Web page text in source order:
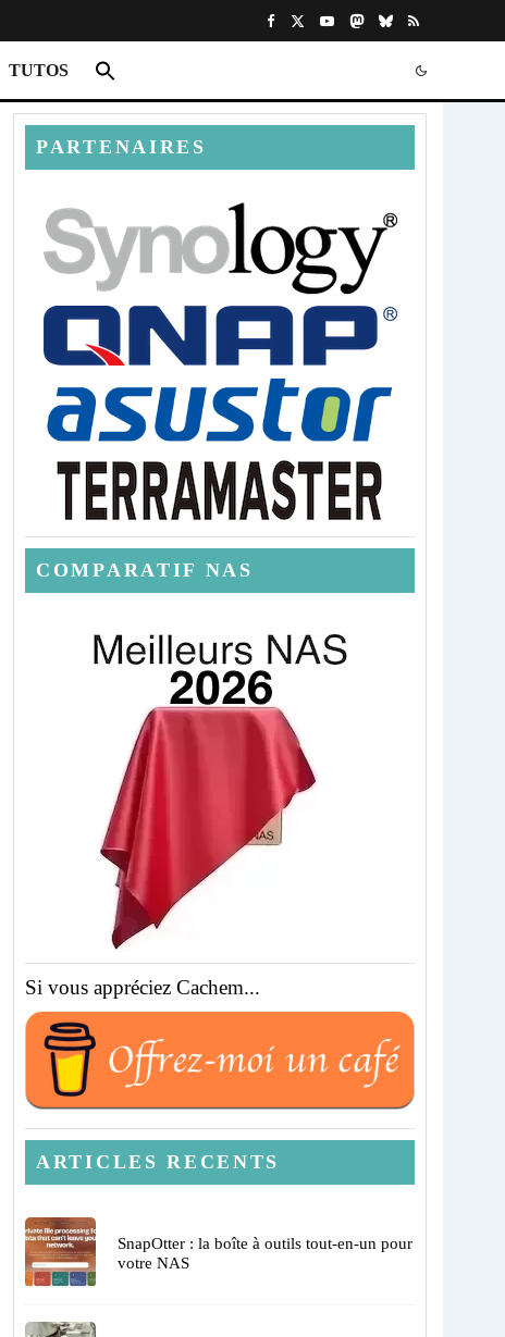
TUTOS
PARTENAIRES
COMPARATIF NAS
Si vous appréciez Cachem...
ARTICLES RECENTS
SnapOtter : la boîte à outils tout-en-un pour
votre NAS